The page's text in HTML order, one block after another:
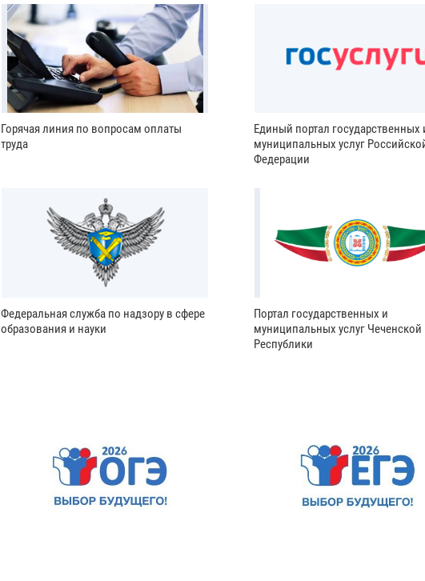
Горячая линия по вопросам оплаты
труда
Единый портал государственных
муниципальных услуг
Федерации
Федеральная служба по надзору в сфере
образования и науки
Портал государственных и
муниципальных услуг Чеченской
Республики